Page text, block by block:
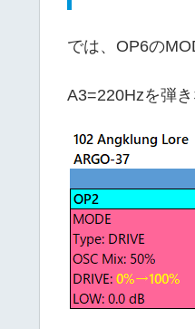
では、OP6の
A3=220Hzを弾